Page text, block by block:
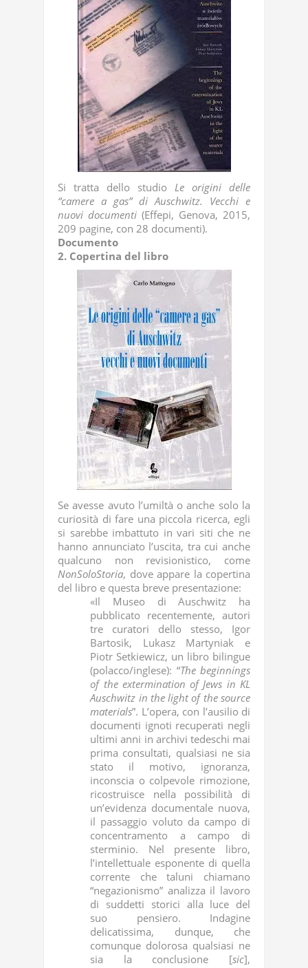
Si tratta dello studio Le origini delle
“camere a gas” di Auschwitz. Vecchi e
nuovi documenti (Effepi, Genova, 2015,
209 pagine, con 28 documenti).
Documento
2. Copertina del libro
Se avesse avuto l’umiltà o anche solo la
curiosità di fare una piccola ricerca, egli
si sarebbe imbattuto in vari siti che ne
hanno annunciato l’uscita, tra cui anche
qualcuno non revisionistico, come
NonSoloStoria, dove appare la copertina
del libro e questa breve presentazione:
«Il Museo di Auschwitz ha
pubblicato recentemente, autori
tre curatori dello stesso, Igor
Bartosik, Lukasz Martyniak e
Piotr Setkiewicz, un libro bilingue
(polacco/inglese): “The beginnings
of the extermination of Jews in KL
Auschwitz in the light of the source
materials”. L’opera, con l’ausilio di
documenti ignoti recuperati negli
ultimi anni in archivi tedeschi mai
prima consultati, qualsiasi ne sia
stato il motivo, ignoranza,
inconscia o colpevole rimozione,
ricostruisce nella possibilità di
un’evidenza documentale nuova,
il passaggio voluto da campo di
concentramento a campo di
sterminio. Nel presente libro,
l’intellettuale esponente di quella
corrente che taluni chiamano
“negazionismo” analizza il lavoro
di suddetti storici alla luce del
suo pensiero. Indagine
delicatissima, dunque, che
comunque dolorosa qualsiasi ne
sia la conclusione [sic],